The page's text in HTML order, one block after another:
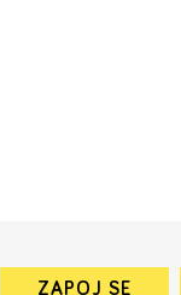
ZAPOJ SE